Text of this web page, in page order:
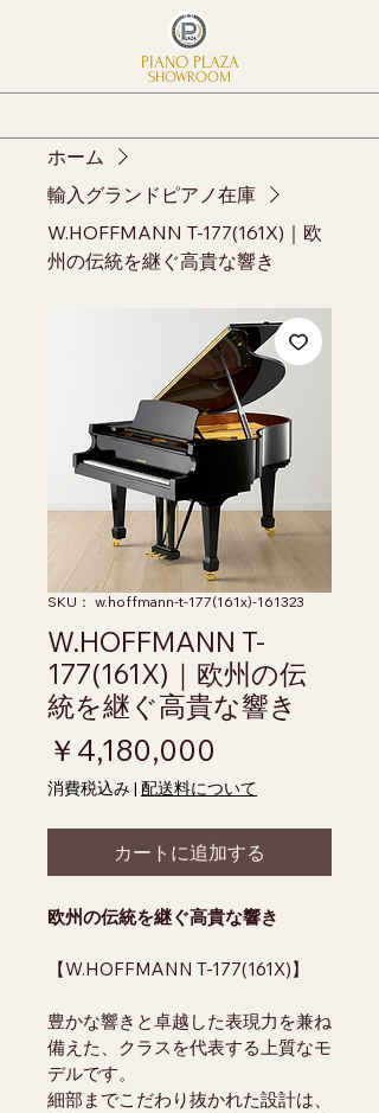
SHOWROOM
PIANO PLAZA
ホーム
輸入グランドピアノ在庫
W.HOFFMANN T-177(161X)｜欧
州の伝統を継ぐ高貴な響き
SKU： w.hoffmann-t-177(161x)-161323
W.HOFFMANN T-
177(161X)｜欧州の伝
統を継ぐ高貴な響き
￥4,180,000
消費税込み | 配送料について
カートに追加する
欧州の伝統を継ぐ高貴な響き
【W.HOFFMANN T-177(161X)】
豊かな響きと卓越した表現力を兼ね
備えた、クラスを代表する上質なモ
デルです。
細部までこだわり抜かれた設計は、